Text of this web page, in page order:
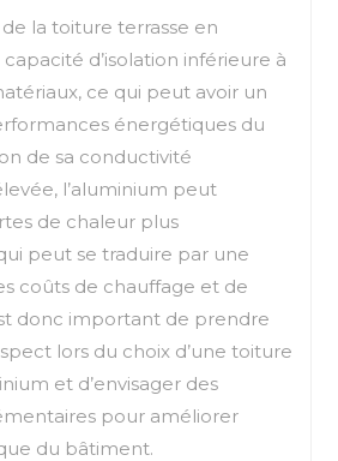
la toiture terrasse en
d’isolation inférieure à
ce qui peut avoir un
énergétiques du
de sa conductivité
l’aluminium peut
de chaleur plus
peut se traduire par une
coûts de chauffage et de
donc important de prendre
lors du choix d’une toiture
et d’envisager des
pour améliorer
du bâtiment.